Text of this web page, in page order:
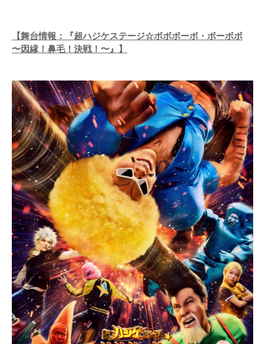
【舞台情報：『超ハジケステージ☆ボボボーボ・ボーボボ
〜因縁！鼻毛！決戦！〜』】